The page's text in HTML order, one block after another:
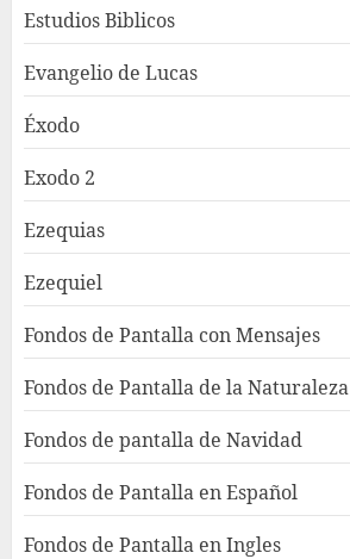
Estudios Biblicos
Evangelio de Lucas
Éxodo
Exodo 2
Ezequias
Ezequiel
Fondos de Pantalla con Mensajes
Fondos de Pantalla de la Naturaleza
Fondos de pantalla de Navidad
Fondos de Pantalla en Español
Fondos de Pantalla en Ingles